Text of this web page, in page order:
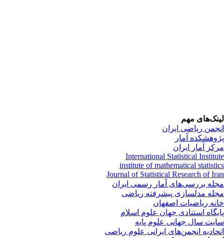
مهم
ریاضی ایران
آمار
آمار ایران
International Statistical
institute of mathematical
Journal of Statistical Research of
بررسی‌های آمار رسمی ایران
مدلسازی پیشرفته ریاضی
ریاضیات اصفهان
استنادی جهان علوم اسلام
سال جهانی علوم پایه
انجمن‌های ایرانی علوم ریاضی